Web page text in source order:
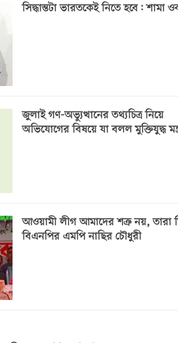
সিদ্ধান্তটা ভারতকেই নিতে হবে: শামা
জুলাই গণ-অভ্যুত্থানের তথ্যচিত্র নিয়ে
অভিযোগের বিষয়ে যা বলল মুক্তিযুদ্ধ
আওয়ামী লীগ আমাদের শত্রু নয়, তারা
বিএনপির এমপি নাছির চৌধুরী